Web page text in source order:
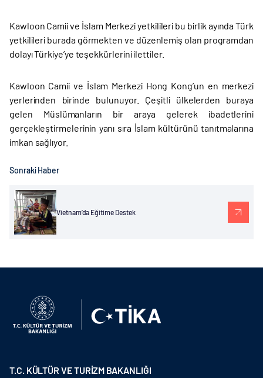
Kawloon Camii ve İslam Merkezi yetkilileri bu birlik ayında Türk
yetkilileri burada görmekten ve düzenlemiş olan programdan
dolayı Türkiye’ye teşekkürlerini ilettiler.
Kawloon Camii ve İslam Merkezi Hong Kong’un en merkezi
yerlerinden birinde bulunuyor. Çeşitli ülkelerden buraya
gelen Müslümanların bir araya gelerek ibadetlerini
gerçekleştirmelerinin yanı sıra İslam kültürünü tanıtmalarına
imkan sağlıyor.
Sonraki Haber
Vietnam’da Eğitime Destek
T.C. KÜLTÜR VE TURİZM BAKANLIĞI